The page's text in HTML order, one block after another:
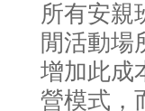
所有安親
閒活動場
增加此成
營模式，